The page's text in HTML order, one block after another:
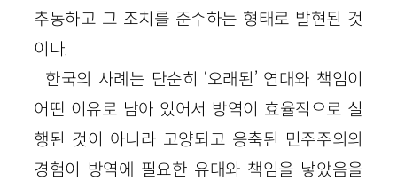
추동하고 그 조치를 준수하는 형태로 발현된 것
이다.
한국의 사례는 단순히 ‘오래된’ 연대와 책임이
어떤 이유로 남아 있어서 방역이 효율적으로 실
행된 것이 아니라 고양되고 응축된 민주주의의
경험이 방역에 필요한 유대와 책임을 낳았음을